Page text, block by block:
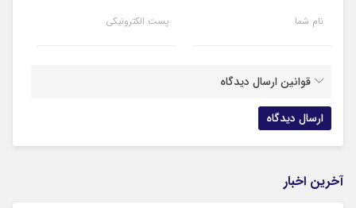
نام شما پست الکترونیکی
قوانین ارسال دیدگاه
آخرین اخبار